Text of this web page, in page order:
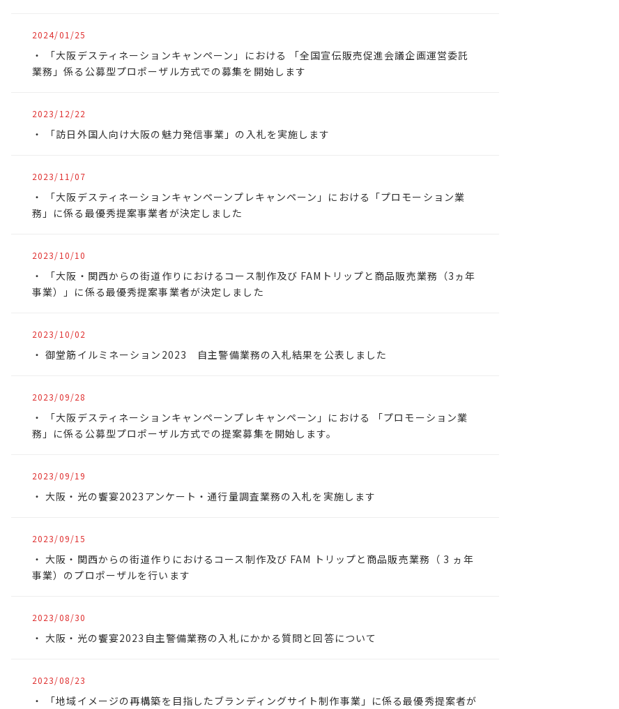
2024/01/25
「大阪デスティネーションキャンペーン」における 「全国宣伝販売促進会議企画運営委託
業務」係る公募型プロポーザル方式での募集を開始します
2023/12/22
「訪日外国人向け大阪の魅力発信事業」の入札を実施します
2023/11/07
「大阪デスティネーションキャンペーンプレキャンペーン」における「プロモーション業
務」に係る最優秀提案事業者が決定しました
2023/10/10
「大阪・関西からの街道作りにおけるコース制作及び FAMトリップと商品販売業務（3ヵ年
事業）」に係る最優秀提案事業者が決定しました
2023/10/02
御堂筋イルミネーション2023 自主警備業務の入札結果を公表しました
2023/09/28
「大阪デスティネーションキャンペーンプレキャンペーン」における 「プロモーション業
務」に係る公募型プロポーザル方式での提案募集を開始します。
2023/09/19
大阪・光の饗宴2023アンケート・通行量調査業務の入札を実施します
2023/09/15
大阪・関西からの街道作りにおけるコース制作及び FAM トリップと商品販売業務（ 3 ヵ年
事業）のプロポーザルを行います
2023/08/30
大阪・光の饗宴2023自主警備業務の入札にかかる質問と回答について
2023/08/23
「地域イメージの再構築を目指したブランディングサイト制作事業」に係る最優秀提案者が